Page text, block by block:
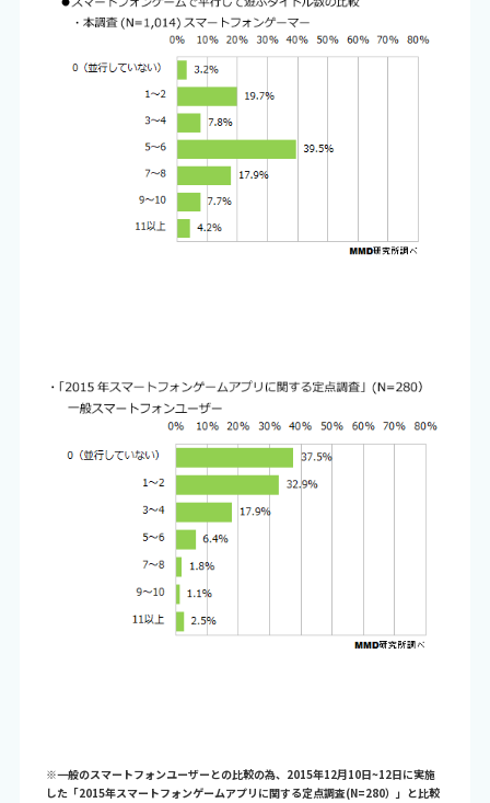
※一般のスマートフォンユーザーとの比較の為、2015年12月10日~12日に実施
した「2015年スマートフォンゲームアプリに関する定点調査(N=280）」と比較